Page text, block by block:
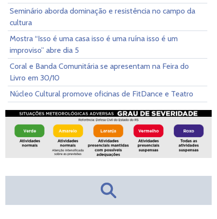
Seminário aborda dominação e resistência no campo da
cultura
Mostra “Isso é uma casa isso é uma ruína isso é um
improviso” abre dia 5
Coral e Banda Comunitária se apresentam na Feira do
Livro em 30/10
Núcleo Cultural promove oficinas de FitDance e Teatro